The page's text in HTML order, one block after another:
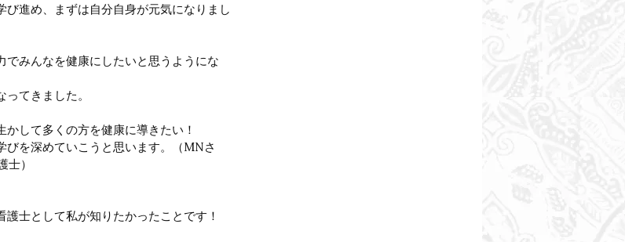
び進め、まずは自分自身が元気になりまし
でみんなを健康にしたいと思うようにな
てきました。
かして多くの方を健康に導きたい！
びを深めていこうと思います。（MNさ
）
士として私が知りたかったことです！